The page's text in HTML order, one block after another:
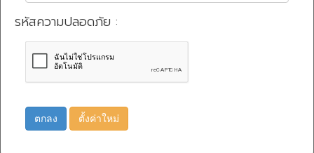
รหัสความปลอดภัย :
ตกลง ตั้งค่าใหม่